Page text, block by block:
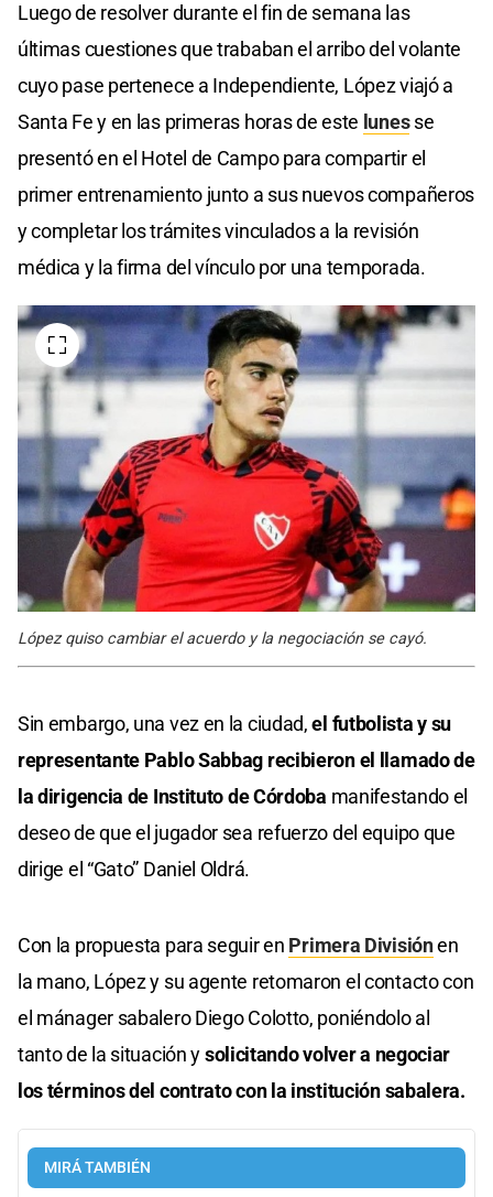
Luego de resolver durante el fin de semana las
últimas cuestiones que trababan el arribo del volante
cuyo pase pertenece a Independiente, López viajó a
Santa Fe y en las primeras horas de este lunesse
presentó en el Hotel de Campo para compartir el
primer entrenamiento junto a sus nuevos compañeros
y completar los trámites vinculados a la revisión
médica y la firma del vínculo por una temporada.
López quiso cambiar el acuerdo y la negociación se cayó.
Sin embargo, una vez en la ciudad,el futbolista y su
representante Pablo Sabbag recibieron el llamado de
la dirigencia de Instituto de Córdoba manifestando el
deseo de que el jugador sea refuerzo del equipo que
dirige el “Gato” Daniel Oldrá.
Con la propuesta para seguir en Primera Divisiónen
la mano, López y su agente retomaron el contacto con
el mánager sabalero Diego Colotto, poniéndolo al
tanto de la situación ysolicitando volver a negociar
los términos del contrato con la institución sabalera.
MIRÁ TAMBIÉN